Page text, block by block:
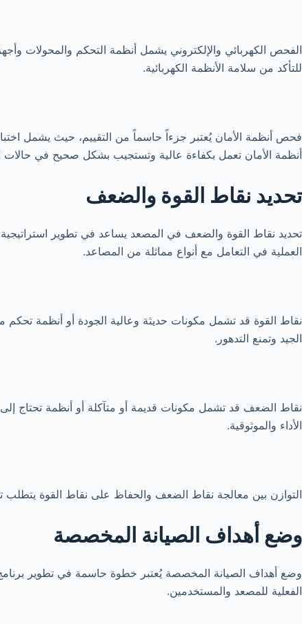
الفحص الكهربائي والإلكتروني يشمل أنظمة التحكم والمحولات
للتأكد من سلامة الأنظمة الكهربائية.
فحص أنظمة الأمان يُعتبر جزءاً حاسماً من التقييم، حيث يشمل
أنظمة الأمان تعمل بكفاءة عالية وتستجيب بشكل صحيح في حالات
تحديد نقاط القوة والضعف
تحديد نقاط القوة والضعف في المصعد يساعد في تطوير استراتيجية
العملية في التعامل مع أنواع مماثلة من المصاعد.
نقاط القوة قد تشمل مكونات حديثة وعالية الجودة أو أنظمة تحكم
الجيد وتمنع التدهور.
نقاط الضعف قد تشمل مكونات قديمة أو متآكلة أو أنظمة تحتاج
الأداء والموثوقية.
التوازن بين معالجة نقاط الضعف والحفاظ على نقاط القوة يتطلب
وضع أهداف الصيانة المخصصة
وضع أهداف الصيانة المخصصة يُعتبر خطوة حاسمة في تطوير
الفعلية للمصعد والمستخدمين.